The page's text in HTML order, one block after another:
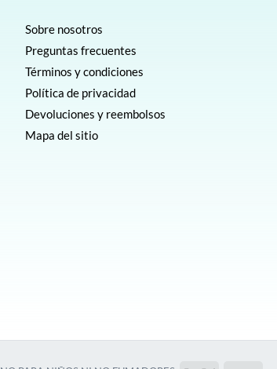
Sobre nosotros
Preguntas frecuentes
Términos y condiciones
Política de privacidad
Devoluciones y reembolsos
Mapa del sitio